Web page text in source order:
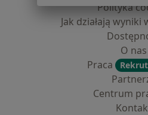
Polityka
Jak działają wyniki
O nas
Praca
Centrum